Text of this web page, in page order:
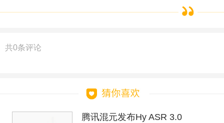
共0条评论
腾讯混元发布Hy ASR 3.0